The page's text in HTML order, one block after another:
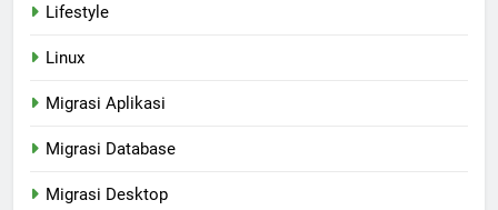
Lifestyle
Linux
Migrasi Aplikasi
Migrasi Database
Migrasi Desktop